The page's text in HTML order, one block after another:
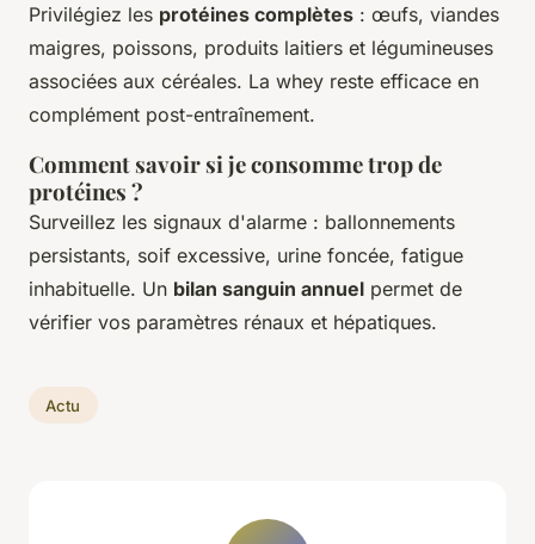
Privilégiez les protéines complètes : œufs, viandes
maigres, poissons, produits laitiers et légumineuses
associées aux céréales. La whey reste efficace en
complément post-entraînement.
Comment savoir si je consomme trop de
protéines ?
Surveillez les signaux d'alarme : ballonnements
persistants, soif excessive, urine foncée, fatigue
inhabituelle. Un bilan sanguin annuel permet de
vérifier vos paramètres rénaux et hépatiques.
Actu